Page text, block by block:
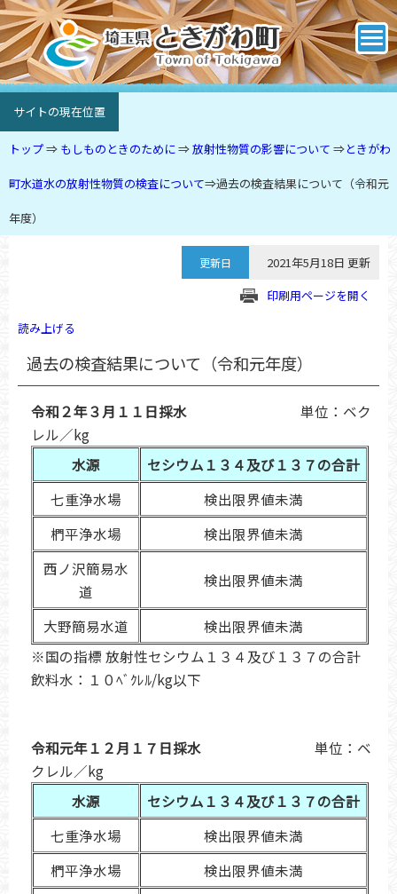
サイトの現在位置
トップ⇒ もしものときのために⇒放射性物質の影響について ⇒ときがわ
町水道水の放射性物質の検査について⇒過去の検査結果について（令和元
年度）
更新日
2021年5月18日 更新
印刷用ページを開く
読み上げる
過去の検査結果について（令和元年度）
令和２年３月１１日採水 単位：ベク
レル／kg
水源
セシウム１３４及び１３７の合計
七重浄水場
検出限界値未満
椚平浄水場
検出限界値未満
西ノ沢簡易水
道
検出限界値未満
大野簡易水道
検出限界値未満
※国の指標 放射性セシウム１３４及び１３７の合計
飲料水：１０ﾍﾞｸﾚﾙ/kg以下
令和元年１２月１７日採水 単位：ベ
クレル／kg
水源
セシウム１３４及び１３７の合計
七重浄水場
検出限界値未満
椚平浄水場
検出限界値未満